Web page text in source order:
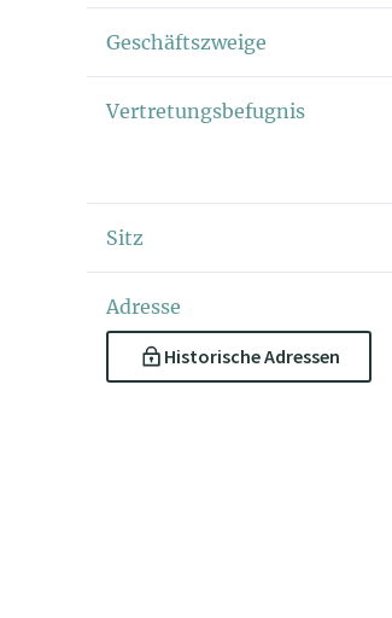
Geschäftszweige
Vertretungsbefugnis
Sitz
Adresse
Historische Adressen